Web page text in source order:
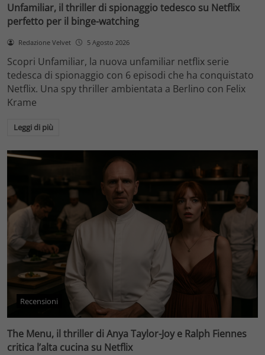
Unfamiliar, il thriller di spionaggio tedesco su Netflix
perfetto per il binge-watching
Redazione Velvet 5 Agosto 2026
Scopri Unfamiliar, la nuova unfamiliar netflix serie
tedesca di spionaggio con 6 episodi che ha conquistato
Netflix. Una spy thriller ambientata a Berlino con Felix
Krame
Leggi di più
Recensioni
The Menu, il thriller di Anya Taylor-Joy e Ralph Fiennes
critica l’alta cucina su Netflix